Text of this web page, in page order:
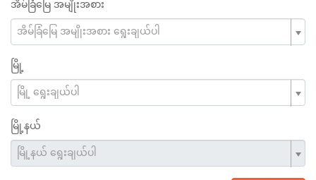
အိမ်ခြံမြေ အမျိုးအစား
အိမ်ခြံမြေ အမျိုးအစား ရွေးချယ်ပါ
မြို့
မြို့ ရွေးချယ်ပါ
မြို့နယ်
မြို့နယ် ရွေးချယ်ပါ